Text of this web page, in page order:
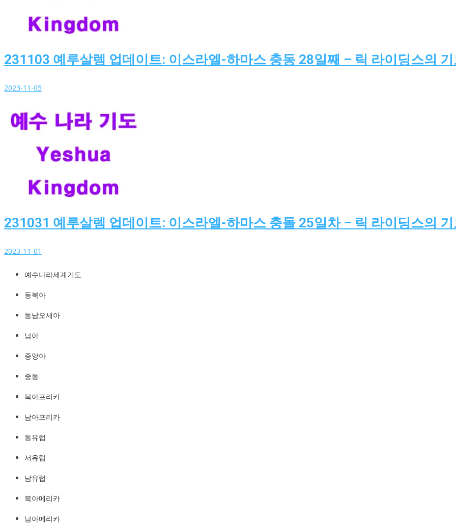
231103 예루살렘 업데이트: 이스라엘-하마스 충동 28일째 – 릭 라이딩스의 기
2023-11-05
231031 예루살렘 업데이트: 이스라엘-하마스 충돌 25일차 – 릭 라이딩스의 기
2023-11-01
예수나라세계기도
http://YeshuaKingdom.kr
예수나라세계기도
동북아
동남오세아
남아
중앙아
중동
북아프리카
남아프리카
동유럽
서유럽
남유럽
북아메리카
남아메리카